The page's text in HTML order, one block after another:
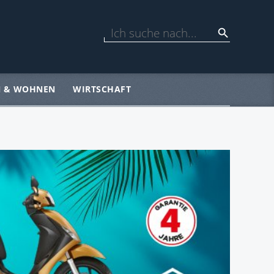
WOHNEN WIRTSCHAFT